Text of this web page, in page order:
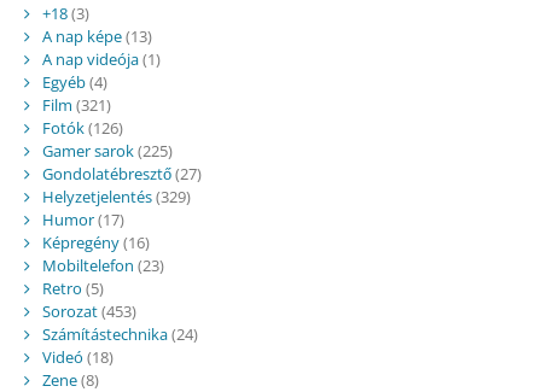
+18(3)
A nap képe(13)
A nap videója(1)
Egyéb(4)
Film (321)
Fotók(126)
Gamer sarok(225)
Gondolatébresztő(27)
Helyzetjelentés(329)
Humor(17)
Képregény(16)
Mobiltelefon (23)
Retro (5)
Sorozat(453)
Számítástechnika(24)
Videó (18)
Zene(8)